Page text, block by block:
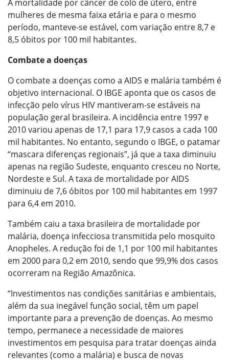
A mortalidade por câncer de colo de útero, entre
mulheres de mesma faixa etária e para o mesmo
período, manteve-se estável, com variação entre 8,7 e
8,5 óbitos por 100 mil habitantes.
Combate a doenças
O combate a doenças como a AIDS e malária também é
objetivo internacional. O IBGE aponta que os casos de
infecção pelo vírus HIV mantiveram-se estáveis na
população geral brasileira. A incidência entre 1997 e
2010 variou apenas de 17,1 para 17,9 casos a cada 100
mil habitantes. No entanto, segundo o IBGE, o patamar
“mascara diferenças regionais”, já que a taxa diminuiu
apenas na região Sudeste, enquanto cresceu no Norte,
Nordeste e Sul. A taxa de mortalidade por AIDS
diminuiu de 7,6 óbitos por 100 mil habitantes em 1997
para 6,4 em 2010.
Também caiu a taxa brasileira de mortalidade por
malária, doença infecciosa transmitida pelo mosquito
Anopheles. A redução foi de 1,1 por 100 mil habitantes
em 2000 para 0,2 em 2010, sendo que 99,9% dos casos
ocorreram na Região Amazônica.
“Investimentos nas condições sanitárias e ambientais,
além da sua inegável função social, têm um papel
importante para a prevenção de doenças. Ao mesmo
tempo, permanece a necessidade de maiores
investimentos em pesquisa para tratar doenças ainda
relevantes (como a malária) e busca de novas